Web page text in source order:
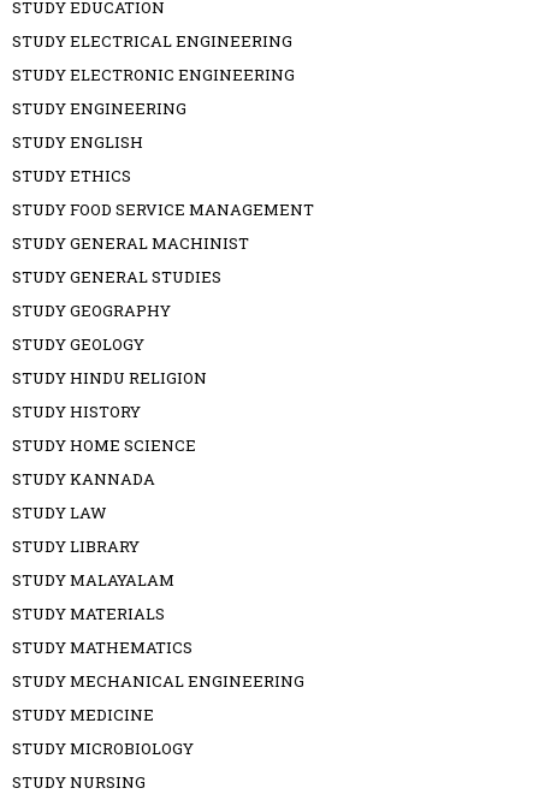
STUDY EDUCATION
STUDY ELECTRICAL ENGINEERING
STUDY ELECTRONIC ENGINEERING
STUDY ENGINEERING
STUDY ENGLISH
STUDY ETHICS
STUDY FOOD SERVICE MANAGEMENT
STUDY GENERAL MACHINIST
STUDY GENERAL STUDIES
STUDY GEOGRAPHY
STUDY GEOLOGY
STUDY HINDU RELIGION
STUDY HISTORY
STUDY HOME SCIENCE
STUDY KANNADA
STUDY LAW
STUDY LIBRARY
STUDY MALAYALAM
STUDY MATERIALS
STUDY MATHEMATICS
STUDY MECHANICAL ENGINEERING
STUDY MEDICINE
STUDY MICROBIOLOGY
STUDY NURSING